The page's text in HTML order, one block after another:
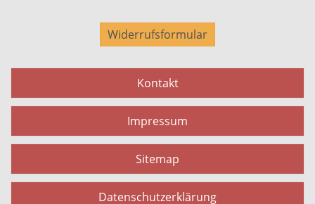
Widerrufsformular
Kontakt
Impressum
Sitemap
Datenschutzerklärung